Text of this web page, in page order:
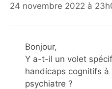
24 novembre 2022 à
Bonjour,
Y a-t-il un volet
handicaps cognitifs à
psychiatre ?